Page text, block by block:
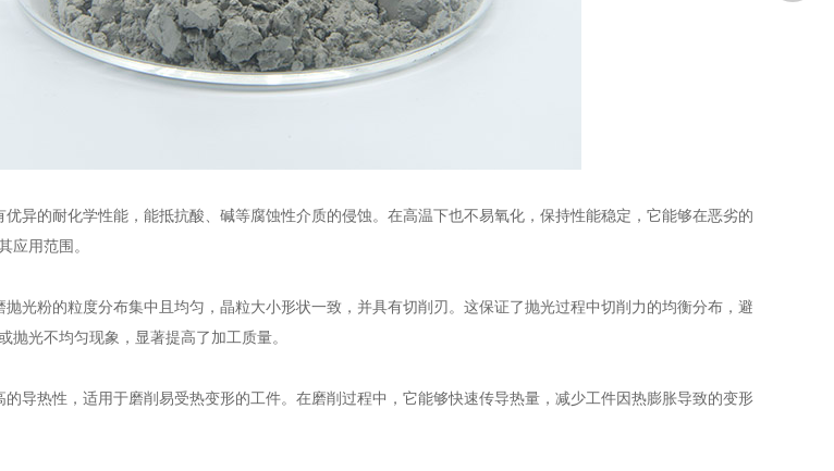
的耐化学性能，能抵抗酸、碱等腐蚀性介质的侵蚀。在高温下也不易氧化，保持性能稳定，它能够在恶劣的
应用范围。
粉的粒度分布集中且均匀，晶粒大小形状一致，并具有切削刃。这保证了抛光过程中切削力的均衡分布，避
抛光不均匀现象，显著提高了加工质量。
的导热性，适用于磨削易受热变形的工件。在磨削过程中，它能够快速传导热量，减少工件因热膨胀导致的变形